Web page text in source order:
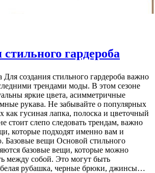
гардероба
Для создания стильного гардероба важно
трендами моды. В этом сезоне
яркие цвета, асимметричные
рукава. Не забывайте о популярных
как гусиная лапка, полоска и цветочный
стоит слепо следовать трендам, важно
которые подходят именно вам и
Базовые вещи Основой стильного
базовые вещи, которые можно
между собой. Это могут быть
белая рубашка, черные брюки, джинсы…